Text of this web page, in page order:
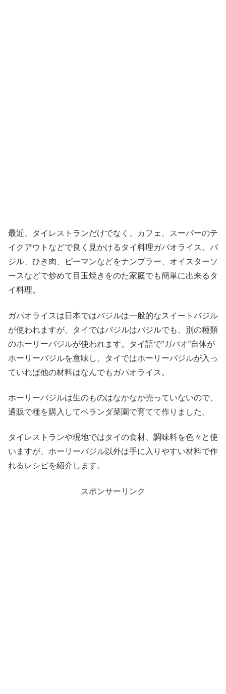
最近、タイレストランだけでなく、カフェ、スーパーのテ
イクアウトなどで良く見かけるタイ料理ガパオライス。バ
ジル、ひき肉、ピーマンなどをナンプラー、オイスターソ
ースなどで炒めて目玉焼きをのた家庭でも簡単に出来るタ
イ料理。
ガパオライスは日本ではバジルは一般的なスイートバジル
が使われますが、タイではバジルはバジルでも、別の種類
のホーリーバジルが使われます。タイ語で”ガパオ”自体が
ホーリーバジルを意味し、タイではホーリーバジルが入っ
ていれば他の材料はなんでもガパオライス。
ホーリーバジルは生のものはなかなか売っていないので、
通販で種を購入してベランダ菜園で育てて作りました。
タイレストランや現地ではタイの食材、調味料を色々と使
いますが、ホーリーバジル以外は手に入りやすい材料で作
れるレシピを紹介します。
スポンサーリンク